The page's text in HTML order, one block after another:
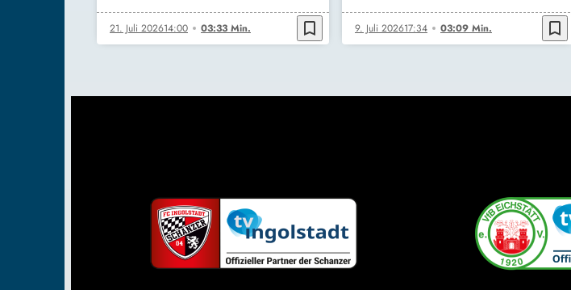
21. Juli 202614:00 03:33 Min. bookmark_border 9. Juli 202617:34 03:09 Min. bookmark_border